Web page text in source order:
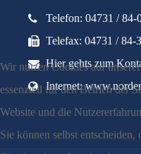
Telefon: 04731 / 84-
Telefax: 04731 / 84-
Hier gehts zum
Internet:
Wir nutzen Cookies auf
essenziell für den Betrieb der
Website und die
Sie können selbst